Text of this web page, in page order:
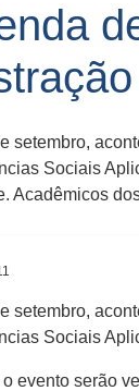
setembro,
Sociais
Acadêmicos
setembro,
Sociais
evento serão